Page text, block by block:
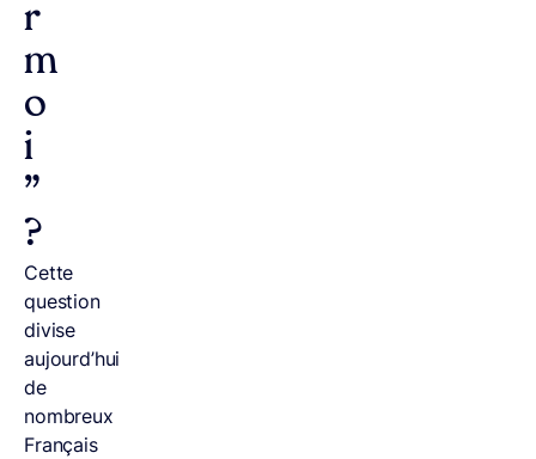
r
m
o
i
”
?
Cette
question
divise
aujourd’hui
de
nombreux
Français